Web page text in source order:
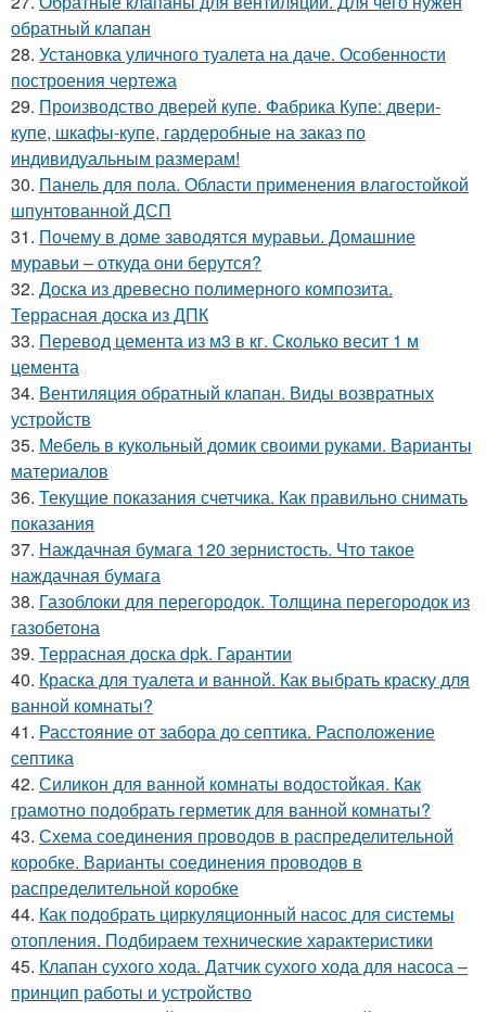
обратный клапан
28. Установка уличного туалета на даче. Особенности
построения чертежа
29. Производство дверей купе. Фабрика Купе: двери-
купе, шкафы-купе, гардеробные на заказ по
индивидуальным размерам!
30. Панель для пола. Области применения влагостойкой
шпунтованной ДСП
31. Почему в доме заводятся муравьи. Домашние
муравьи – откуда они берутся?
32. Доска из древесно полимерного композита.
Террасная доска из ДПК
33. Перевод цемента из м3 в кг. Сколько весит 1 м
цемента
34. Вентиляция обратный клапан. Виды возвратных
устройств
35. Мебель в кукольный домик своими руками. Варианты
материалов
36. Текущие показания счетчика. Как правильно снимать
показания
37. Наждачная бумага 120 зернистость. Что такое
наждачная бумага
38. Газоблоки для перегородок. Толщина перегородок из
газобетона
39. Террасная доска dpk. Гарантии
40. Краска для туалета и ванной. Как выбрать краску для
ванной комнаты?
41. Расстояние от забора до септика. Расположение
септика
42. Силикон для ванной комнаты водостойкая. Как
грамотно подобрать герметик для ванной комнаты?
43. Схема соединения проводов в распределительной
коробке. Варианты соединения проводов в
распределительной коробке
44. Как подобрать циркуляционный насос для системы
отопления. Подбираем технические характеристики
45. Клапан сухого хода. Датчик сухого хода для насоса –
принцип работы и устройство